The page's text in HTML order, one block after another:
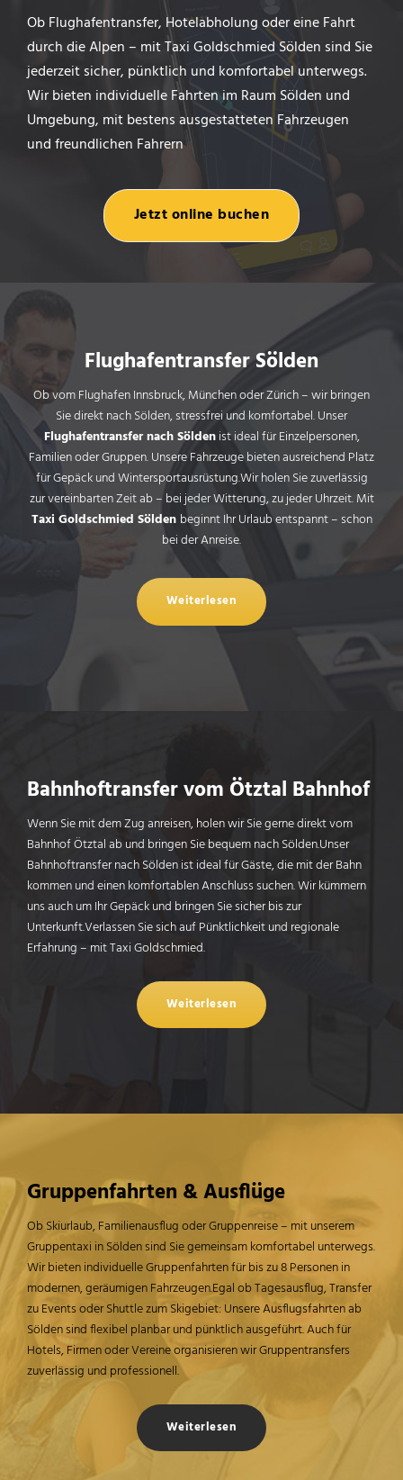
Ob Flughafentransfer, Hotelabholung oder eine Fahrt
durch die Alpen – mit Taxi Goldschmied Sölden sind Sie
jederzeit sicher, pünktlich und komfortabel unterwegs.
Wir bieten individuelle Fahrten im Raum Sölden und
Umgebung, mit bestens ausgestatteten Fahrzeugen
und freundlichen Fahrern
Jetzt online buchen
Flughafentransfer Sölden
Ob vom Flughafen Innsbruck, München oder Zürich – wir bringen
Sie direkt nach Sölden, stressfrei und komfortabel. Unser
Flughafentransfer nach Söldenist ideal für Einzelpersonen,
Familien oder Gruppen. Unsere Fahrzeuge bieten ausreichend Platz
für Gepäck und Wintersportausrüstung.Wir holen Sie zuverlässig
zur vereinbarten Zeit ab – bei jeder Witterung, zu jeder Uhrzeit. Mit
Taxi Goldschmied Sölden beginnt Ihr Urlaub entspannt – schon
bei der Anreise.
Weiterlesen
Bahnhoftransfer vom Ötztal Bahnhof
Wenn Sie mit dem Zug anreisen, holen wir Sie gerne direkt vom
Bahnhof Ötztal ab und bringen Sie bequem nach Sölden.Unser
Bahnhoftransfer nach Sölden ist ideal für Gäste, die mit der Bahn
kommen und einen komfortablen Anschluss suchen. Wir kümmern
uns auch um Ihr Gepäck und bringen Sie sicher bis zur
Unterkunft.Verlassen Sie sich auf Pünktlichkeit und regionale
Erfahrung – mit Taxi Goldschmied.
Weiterlesen
Gruppenfahrten & Ausflüge
Ob Skiurlaub, Familienausflug oder Gruppenreise – mit unserem
Gruppentaxi in Sölden sind Sie gemeinsam komfortabel unterwegs.
Wir bieten individuelle Gruppenfahrten für bis zu 8 Personen in
modernen, geräumigen Fahrzeugen.Egal ob Tagesausflug, Transfer
zu Events oder Shuttle zum Skigebiet: Unsere Ausflugsfahrten ab
Sölden sind flexibel planbar und pünktlich ausgeführt. Auch für
Hotels, Firmen oder Vereine organisieren wir Gruppentransfers
zuverlässig und professionell.
Weiterlesen